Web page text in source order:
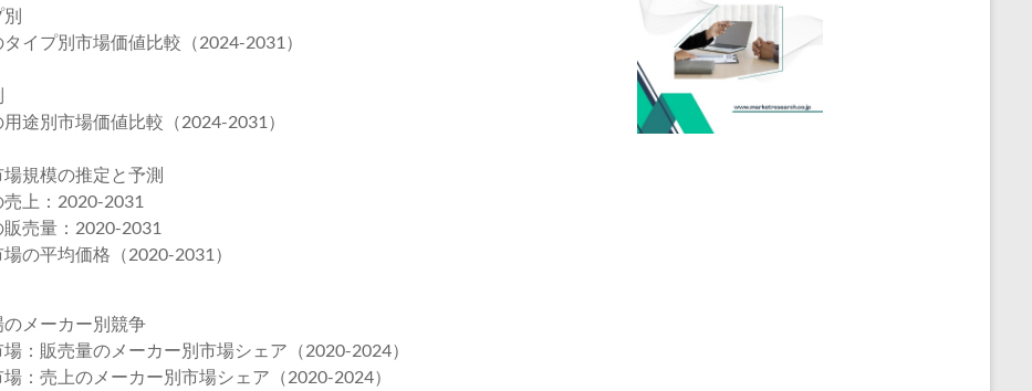
イプ別市場価値比較（2024-2031）
途別市場価値比較（2024-2031）
規模の推定と予測
上：2020-2031
売量：2020-2031
の平均価格（2020-2031）
メーカー別競争
：販売量のメーカー別市場シェア（2020-2024）
：売上のメーカー別市場シェア（2020-2024）